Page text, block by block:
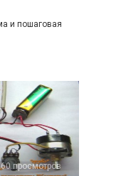
и пошаговая
просмотров